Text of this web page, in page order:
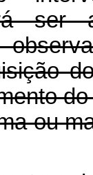
ser
ou